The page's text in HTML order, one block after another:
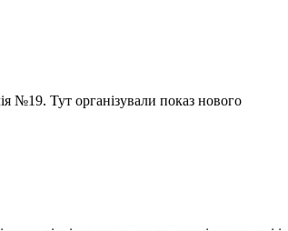
№19. Тут організували показ нового